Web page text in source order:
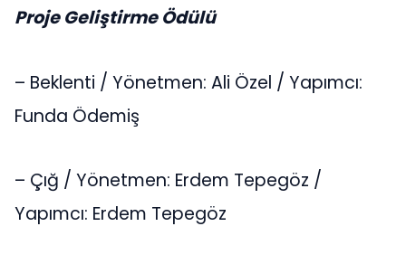
Proje Geliştirme Ödülü
– Beklenti / Yönetmen: Ali Özel / Yapımcı:
Funda Ödemiş
– Çığ / Yönetmen: Erdem Tepegöz /
Yapımcı: Erdem Tepegöz